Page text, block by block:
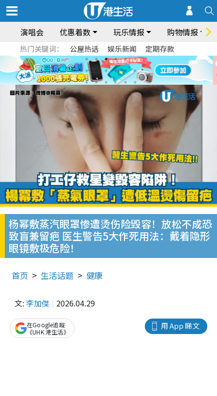
演唱会 优惠着数 玩乐情报 购物情报
热门关键词： 公屋热话 娱乐新闻 定期存款
杨幂敷蒸汽眼罩惨遭烫伤险毁容！放松不成恐
致盲兼留疤 医生警告5大作死用法：戴着隐形
眼镜敷极危险！
首页 生活话题 健康
文: 李加傑 2026.04.29
用 App 睇文
在Google追蹤
《UHK 港生活》